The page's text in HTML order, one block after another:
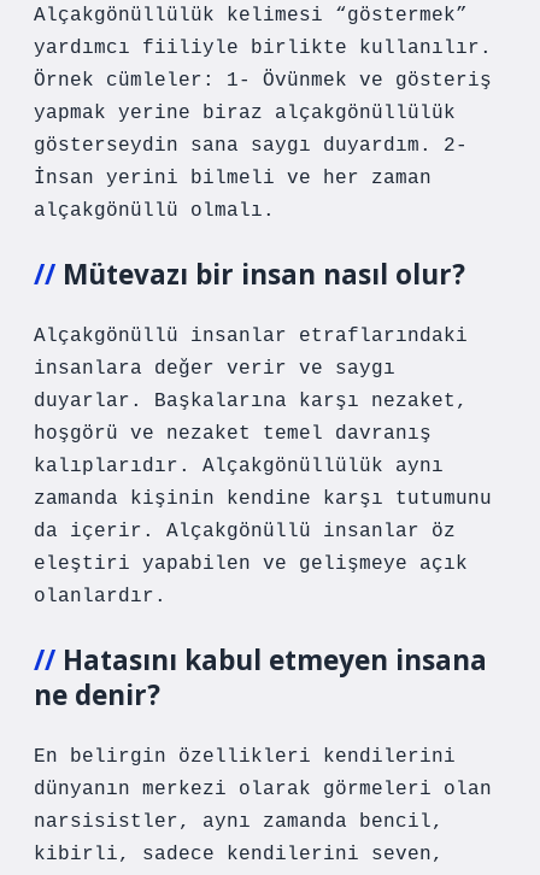
Alçakgönüllülük kelimesi “göstermek”
yardımcı fiiliyle birlikte kullanılır.
Örnek cümleler: 1- Övünmek ve gösteriş
yapmak yerine biraz alçakgönüllülük
gösterseydin sana saygı duyardım. 2-
İnsan yerini bilmeli ve her zaman
alçakgönüllü olmalı.
Mütevazı bir insan nasıl olur?
Alçakgönüllü insanlar etraflarındaki
insanlara değer verir ve saygı
duyarlar. Başkalarına karşı nezaket,
hoşgörü ve nezaket temel davranış
kalıplarıdır. Alçakgönüllülük aynı
zamanda kişinin kendine karşı tutumunu
da içerir. Alçakgönüllü insanlar öz
eleştiri yapabilen ve gelişmeye açık
olanlardır.
Hatasını kabul etmeyen insana
ne denir?
En belirgin özellikleri kendilerini
dünyanın merkezi olarak görmeleri olan
narsisistler, aynı zamanda bencil,
kibirli, sadece kendilerini seven,